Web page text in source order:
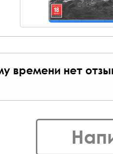
времени нет